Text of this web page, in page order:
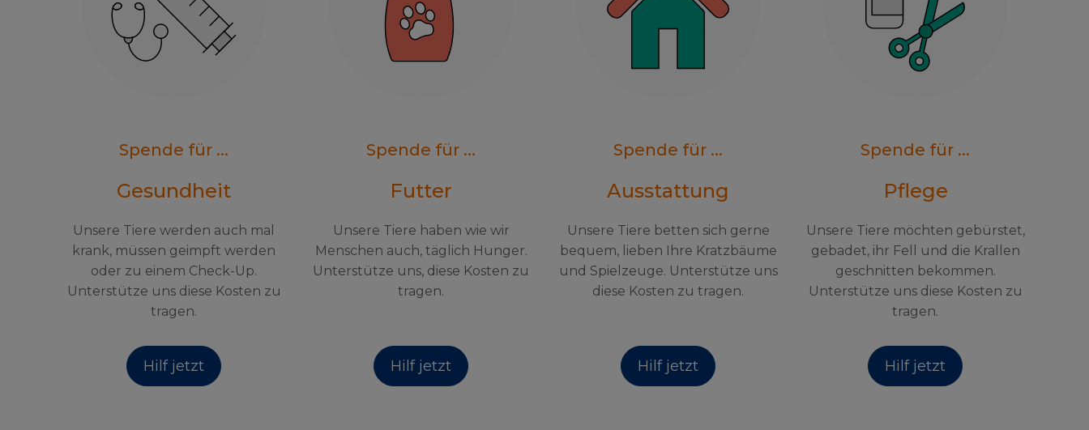
Spende für ...
Gesundheit
Unsere Tiere werden auch mal
krank, müssen geimpft werden
oder zu einem Check-Up.
Unterstütze uns diese Kosten zu
tragen.
Hilf jetzt
Spende für ...
Futter
Unsere Tiere haben wie wir
Menschen auch, täglich Hunger.
Unterstütze uns, diese Kosten zu
tragen.
Hilf jetzt
Spende für ...
Ausstattung
Unsere Tiere betten sich gerne
bequem, lieben Ihre Kratzbäume
und Spielzeuge. Unterstütze uns
diese Kosten zu tragen.
Hilf jetzt
Spende für ...
Pflege
Unsere Tiere möchten gebürstet,
gebadet, ihr Fell und die Krallen
geschnitten bekommen.
Unterstütze uns diese Kosten zu
tragen.
Hilf jetzt